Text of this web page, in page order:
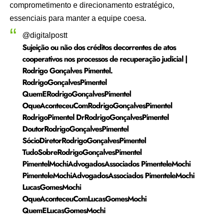
comprometimento e direcionamento estratégico,
essenciais para manter a equipe coesa.
@digitalpostt
Sujeição ou não dos créditos decorrentes de atos
cooperativos nos processos de recuperação judicial |
Rodrigo Gonçalves Pimentel.
RodrigoGonçalvesPimentel
QuemERodrigoGonçalvesPimentel
OqueAconteceuComRodrigoGonçalvesPimentel
RodrigoPimentel DrRodrigoGonçalvesPimentel
DoutorRodrigoGonçalvesPimentel
SócioDiretorRodrigoGonçalvesPimentel
TudoSobreRodrigoGonçalvesPimentel
PimentelMochiAdvogadosAssociados PimenteleMochi
PimenteleMochiAdvogadosAssociados PimenteleMochi
LucasGomesMochi
OqueAconteceuComLucasGomesMochi
QuemELucasGomesMochi